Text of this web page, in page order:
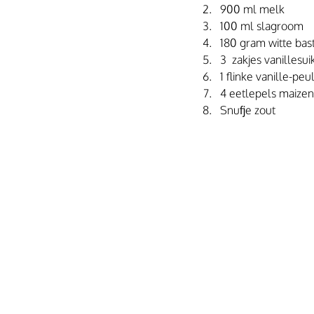
900 ml melk
100 ml slagroom
180 gram witte
3  zakjes
1 flinke vanille-peul
4 eetlepels
Snufje zout